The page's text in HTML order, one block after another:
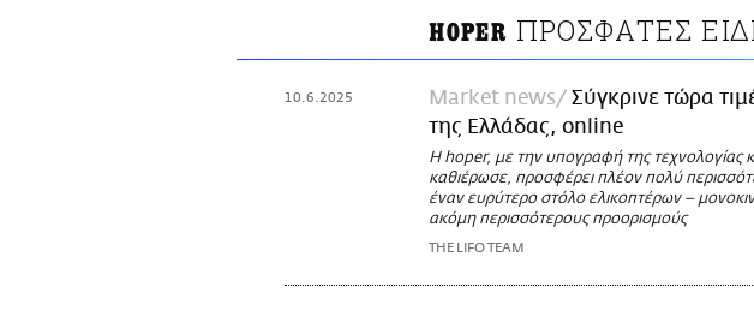
HOPER ΠΡΟΣΦΑΤΕΣ
10.6.2025 Market news
Σύγκρινε τώρα
της Ελλάδας, online
Η hoper, με την υπογραφή της τεχνολογίας
καθιέρωσε, προσφέρει πλέον πολύ
έναν ευρύτερο στόλο ελικοπτέρων –
ακόμη περισσότερους προορισμούς
THE LIFO TEAM